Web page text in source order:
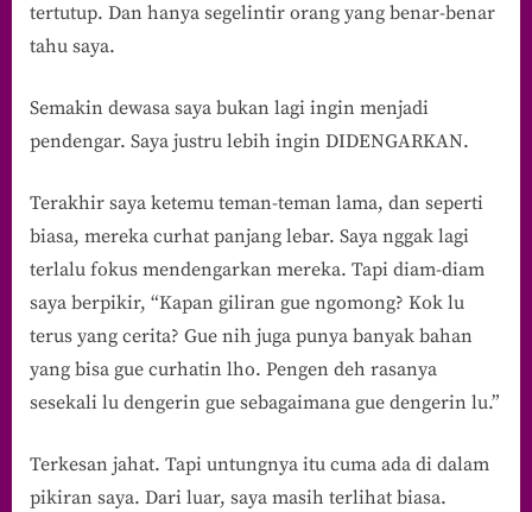
tertutup. Dan hanya segelintir orang yang benar-benar
tahu saya.
Semakin dewasa saya bukan lagi ingin menjadi
pendengar. Saya justru lebih ingin DIDENGARKAN.
Terakhir saya ketemu teman-teman lama, dan seperti
biasa, mereka curhat panjang lebar. Saya nggak lagi
terlalu fokus mendengarkan mereka. Tapi diam-diam
saya berpikir, “Kapan giliran gue ngomong? Kok lu
terus yang cerita? Gue nih juga punya banyak bahan
yang bisa gue curhatin lho. Pengen deh rasanya
sesekali lu dengerin gue sebagaimana gue dengerin lu.”
Terkesan jahat. Tapi untungnya itu cuma ada di dalam
pikiran saya. Dari luar, saya masih terlihat biasa.